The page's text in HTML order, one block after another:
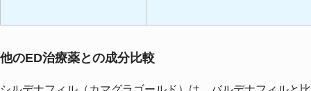
他のED治療薬との成分比較